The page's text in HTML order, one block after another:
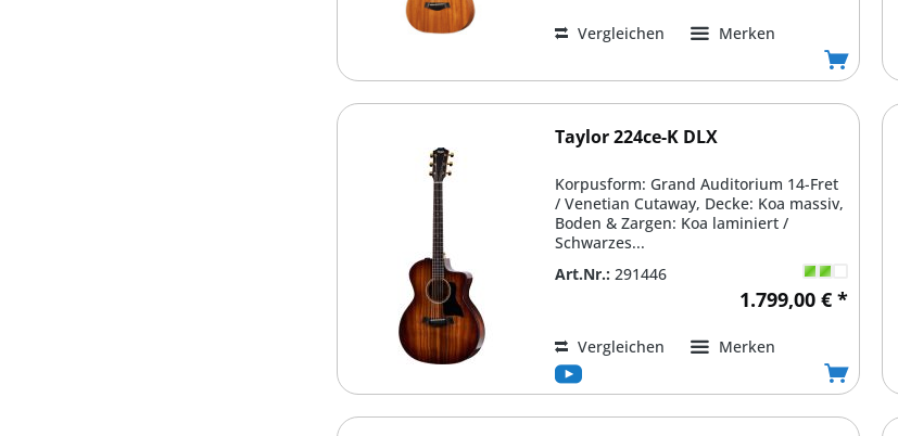
Vergleichen Merken
Taylor 224ce-K DLX
Korpusform: Grand Auditorium 14-Fret
/ Venetian Cutaway, Decke: Koa massiv,
Boden & Zargen: Koa laminiert /
Schwarzes...
Art.Nr.: 291446
1.799,00 € *
Vergleichen Merken